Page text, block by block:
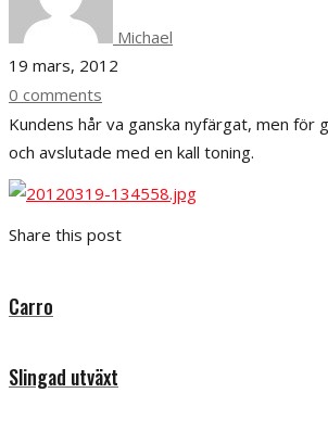
Michael
19 mars, 2012
0 comments
Kundens hår va ganska nyfärgat, men för
och avslutade med en kall toning.
Share this post
Carro
Slingad utväxt